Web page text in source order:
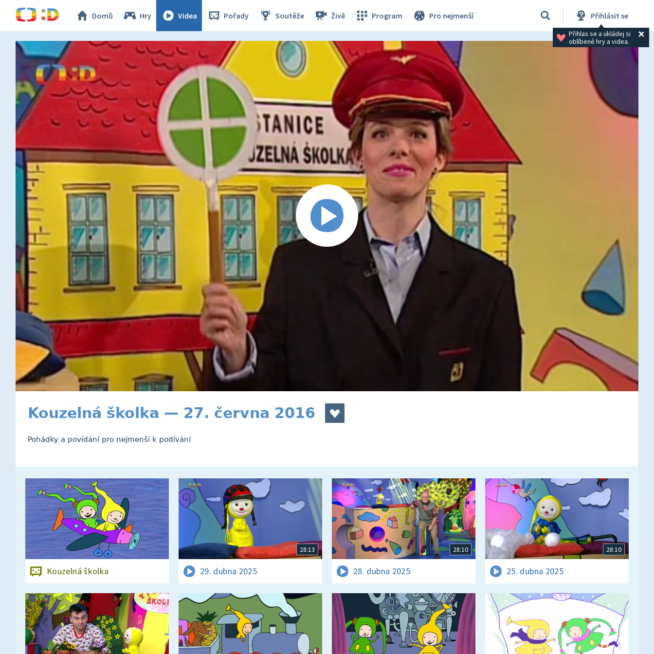
Domů Hry Videa Pořady Soutěže Živě Program Pro nejmenší Přihlásit se
Přihlas se a ukládej si
oblíbené hry a videa.
Kouzelná školka — 27. června 2016
Pohádky a povídání pro nejmenší k podívání
Kouzelná školka
28:13
29. dubna 2025
28:10
28. dubna 2025
28:10
25. dubna 2025